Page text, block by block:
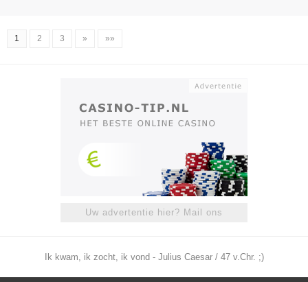
1 2 3 » »»
Uw advertentie hier? Mail ons
Ik kwam, ik zocht, ik vond - Julius Caesar / 47 v.Chr. ;)